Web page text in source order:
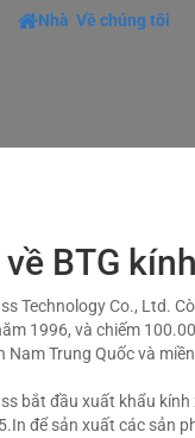
Nhà Về chúng tôi
BTG
Technology Co., Ltd.
1996, và chiếm
Nam Trung Quốc và
bắt đầu xuất khẩu
để sản xuất các sản